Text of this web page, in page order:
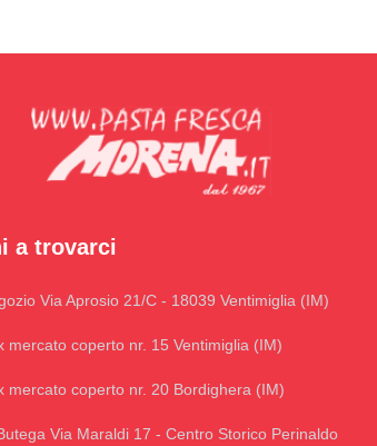
a trovarci
Via Aprosio 21/C - 18039 Ventimiglia (IM)
mercato coperto nr. 15 Ventimiglia (IM)
mercato coperto nr. 20 Bordighera (IM)
Via Maraldi 17 - Centro Storico Perinaldo